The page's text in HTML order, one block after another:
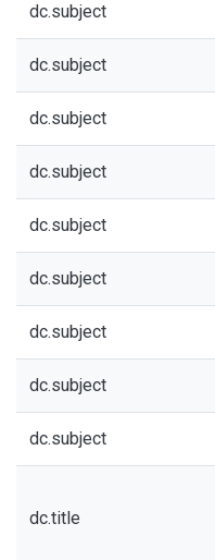
dc.subject
dc.subject
dc.subject
dc.subject
dc.subject
dc.subject
dc.subject
dc.subject
dc.subject
dc.title